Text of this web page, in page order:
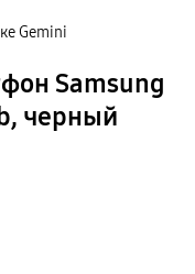
Gemini
Samsung
черный